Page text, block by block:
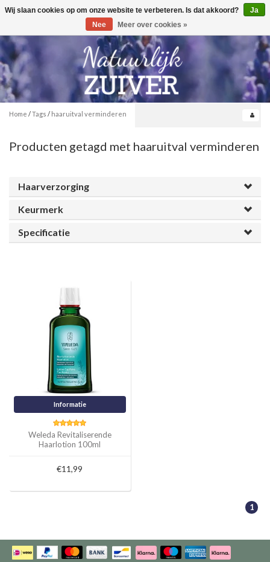
Toggle
0
Home /Tags / haaruitval verminderen
Producten getagd met haaruitval verminderen
Haarverzorging
Keurmerk
Specificatie
Informatie
Weleda Revitaliserende
Haarlotion 100ml
€11,99
1
Wij slaan cookies op om onze website te verbeteren. Is dat akkoord?
Ja
Nee
Meer over cookies »